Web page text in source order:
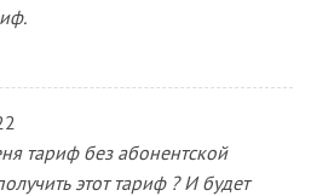
тариф без абонентской
этот тариф ? И будет